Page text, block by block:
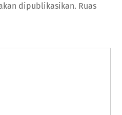
dipublikasikan. Ruas